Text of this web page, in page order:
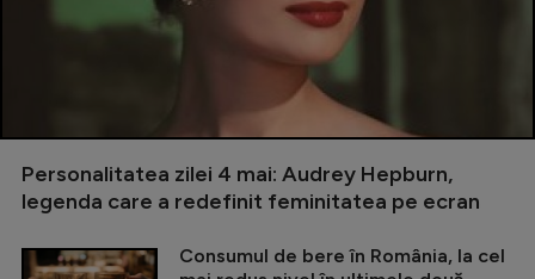
Personalitatea zilei 4 mai: Audrey Hepburn,
legenda care a redefinit feminitatea pe ecran
Consumul de bere în România, la cel